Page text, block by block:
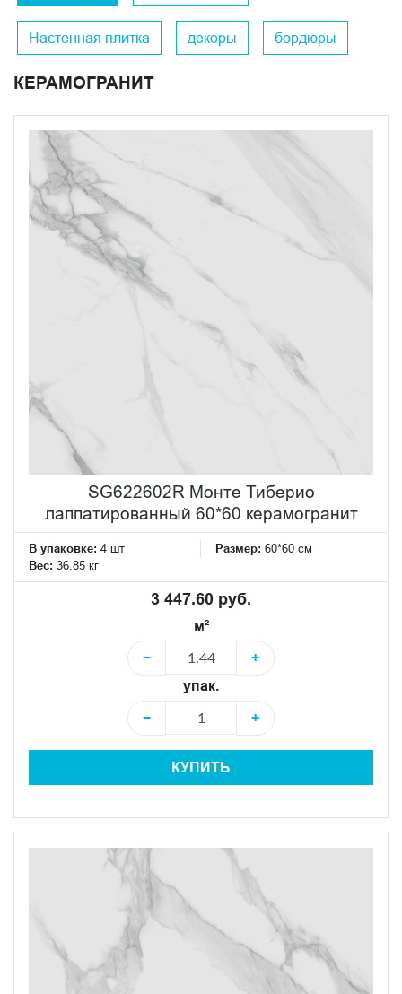
Настенная плитка декоры бордюры
КЕРАМОГРАНИТ
SG622602R Монте Тиберио
лаппатированный 60*60 керамогранит
В упаковке: 4 шт Размер: 60*60 см
Вес: 36.85 кг
3 447.60 руб.
м²
−
+
упак.
−
+
КУПИТЬ